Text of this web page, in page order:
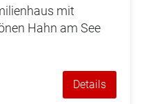
mit
Hahn am See
Details